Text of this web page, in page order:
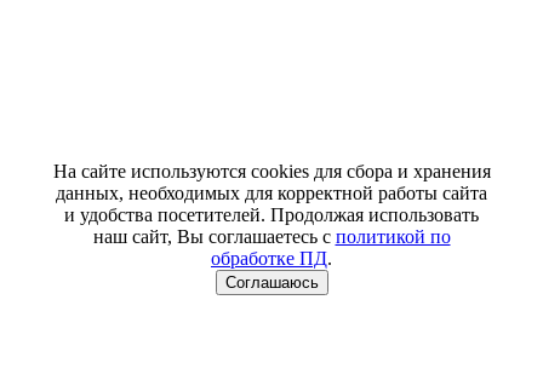
На сайте используются cookies для сбора и хранения
данных, необходимых для корректной работы сайта
и удобства посетителей. Продолжая использовать
наш сайт, Вы соглашаетесь с политикой по
обработке ПД.
Соглашаюсь